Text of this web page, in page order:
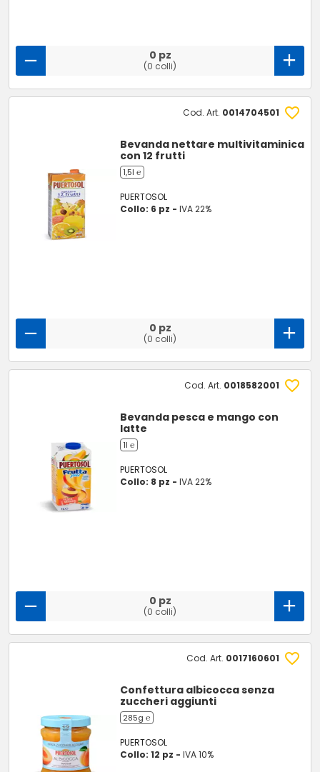
0 pz
(0 colli)
Cod. Art. 0014704501
Bevanda nettare multivitaminica
con 12 frutti
1,5l ℮
PUERTOSOL
Collo: 6 pz -IVA 22%
0 pz
(0 colli)
Cod. Art. 0018582001
Bevanda pesca e mango con
latte
1l ℮
PUERTOSOL
Collo: 8 pz -IVA 22%
0 pz
(0 colli)
Cod. Art. 0017160601
Confettura albicocca senza
zuccheri aggiunti
285g ℮
PUERTOSOL
Collo: 12 pz -IVA 10%